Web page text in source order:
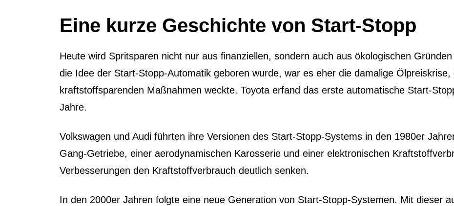
Eine kurze Geschichte von Start-Stopp
Heute wird Spritsparen nicht nur aus finanziellen, sondern auch aus ökologischen
die Idee der Start-Stopp-Automatik geboren wurde, war es eher die damalige Ölpreiskrise,
kraftstoffsparenden Maßnahmen weckte. Toyota erfand das erste automatische Start-
Jahre.
Volkswagen und Audi führten ihre Versionen des Start-Stopp-Systems in den 1980er
Gang-Getriebe, einer aerodynamischen Karosserie und einer elektronischen
Verbesserungen den Kraftstoffverbrauch deutlich senken.
In den 2000er Jahren folgte eine neue Generation von Start-Stopp-Systemen. Mit dieser